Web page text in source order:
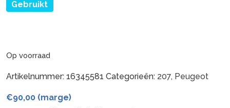
Gebruikt
Op voorraad
Artikelnummer: 16345581 Categorieën: 207, Peugeot
€90,00 (marge)